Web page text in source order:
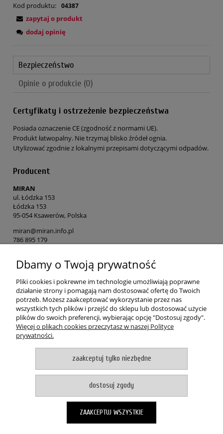
Kod produktu:
04387
zapytaj o produkt
dodaj opinię
Bezpieczeństwo
Opinie o produkcie (0)
Certyfikaty i ostrzeżenie bezpieczeństwa
Posiada oznaczenie CE (zgodność z normami UE).
Produkt łatwopalny. Nie trzymaj blisko źródeł ognia.
Utylizować zgodnie z lokalnymi przepisami dotyczącymi odpadów.
Producent
MIRAN
ul. Łódzka 153
Łódzka 153
95-054 Ksawerów, Polska
miran@miran.info.pl
786 895 179
Osoba odpowiedzialna na terenie UE
MIRAN
ul. Łódzka 153
90-054 Ksawerów, Polska
miran@miran.info.pl
786 895 179
POMOC
MOJE KONTO
PŁATNOŚCI I DOSTAWA
O NAS
Dbamy o Twoją prywatność
Pliki cookies i pokrewne im technologie umożliwiają poprawne
działanie strony i pomagają nam dostosować ofertę do Twoich
potrzeb. Możesz zaakceptować wykorzystanie przez nas
wszystkich tych plików i przejść do sklepu lub dostosować użycie
plików do swoich preferencji, wybierając opcję "Dostosuj zgody".
Więcej o plikach cookies przeczytasz w naszej Polityce
prywatności.
zaakceptuj tylko niezbędne
dostosuj zgody
ZAAKCEPTUJ WSZYSTKIE